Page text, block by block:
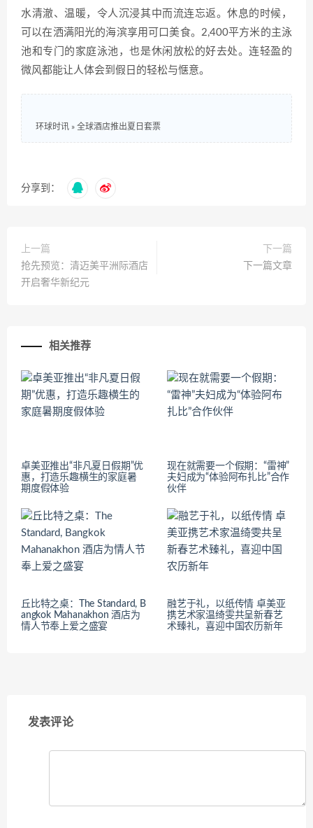
水清澈、温暖，令人沉浸其中而流连忘返。休息的时候，
可以在洒满阳光的海滨享用可口美食。2,400平方米的主泳
池和专门的家庭泳池，也是休闲放松的好去处。连轻盈的
微风都能让人体会到假日的轻松与惬意。
环球时讯 » 全球酒店推出夏日套票
分享到：
上一篇
抢先预览：清迈美平洲际酒店
开启奢华新纪元
下一篇
下一篇文章
相关推荐
卓美亚推出“非凡夏日假期”优
惠，打造乐趣横生的家庭暑
期度假体验
现在就需要一个假期：“雷神”
夫妇成为“体验阿布扎比”合作
伙伴
丘比特之桌：The Standard, B
angkok Mahanakhon 酒店为
情人节奉上爱之盛宴
融艺于礼，以纸传情 卓美亚
携艺术家温绮雯共呈新春艺
术臻礼，喜迎中国农历新年
发表评论